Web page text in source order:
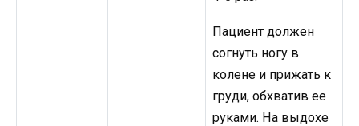
Пациент должен
согнуть ногу в
колене и прижать к
груди, обхватив ее
руками. На выдохе